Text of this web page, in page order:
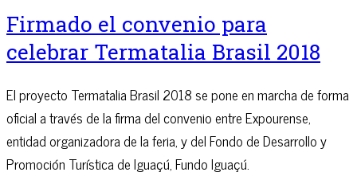
Firmado el convenio para
celebrar Termatalia Brasil 2018
El proyecto Termatalia Brasil 2018 se pone en marcha de forma
oficial a través de la firma del convenio entre Expourense,
entidad organizadora de la feria, y del Fondo de Desarrollo y
Promoción Turística de Iguaçú, Fundo Iguaçú.